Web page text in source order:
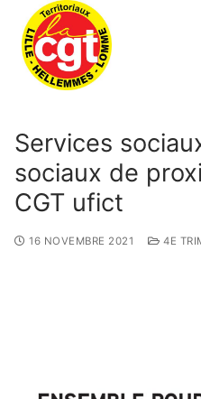
Services
sociaux de
CGT ufict
16 NOVEMBRE 2021 4E